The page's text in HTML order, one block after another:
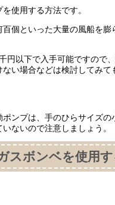
使用する方法です。
百個といった大量の風船を膨
円以下で入手可能ですので
ない場合などは検討してみて
ポンプは、手のひらサイズの
ないので注意しましょう。
スボンベを使用す